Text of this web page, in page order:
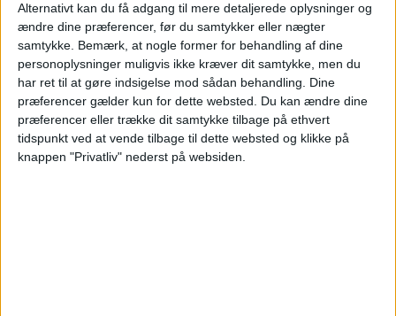
Alternativt kan du få adgang til mere detaljerede oplysninger og
ændre dine præferencer, før du samtykker eller nægter
samtykke. Bemærk, at nogle former for behandling af dine
personoplysninger muligvis ikke kræver dit samtykke, men du
har ret til at gøre indsigelse mod sådan behandling. Dine
præferencer gælder kun for dette websted. Du kan ændre dine
præferencer eller trække dit samtykke tilbage på ethvert
tidspunkt ved at vende tilbage til dette websted og klikke på
knappen "Privatliv" nederst på websiden.